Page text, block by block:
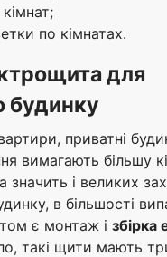
по кімнатах.
для
будинку
приватні
вимагають більшу
значить і великих
в більшості
є монтаж і збірка
такі щити мають